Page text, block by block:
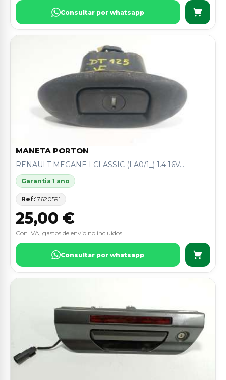
Consultar por whatsapp
MANETA PORTON
RENAULT MEGANE I CLASSIC (LA0/1_) 1.4 16V...
Garantia 1 ano
Ref:17620591
25,00 €
Con IVA, gastos de envio no incluidos.
Consultar por whatsapp